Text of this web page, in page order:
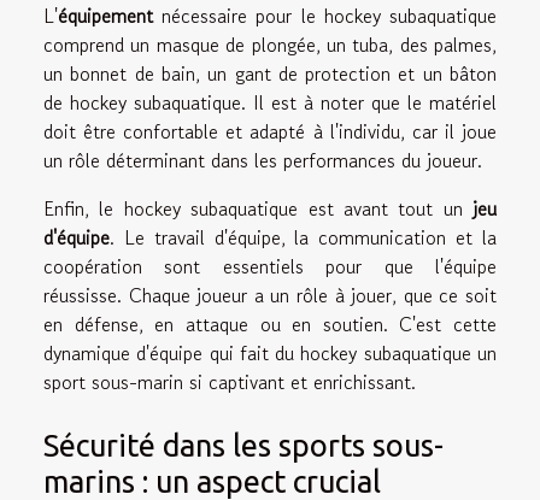
L'équipementnécessaire pour le hockey subaquatique
comprend un masque de plongée, un tuba, des palmes,
un bonnet de bain, un gant de protection et un bâton
de hockey subaquatique. Il est à noter que le matériel
doit être confortable et adapté à l'individu, car il joue
un rôle déterminant dans les performances du joueur.
Enfin, le hockey subaquatique est avant tout un jeu
d'équipe. Le travail d'équipe, la communication et la
coopération sont essentiels pour que l'équipe
réussisse. Chaque joueur a un rôle à jouer, que ce soit
en défense, en attaque ou en soutien. C'est cette
dynamique d'équipe qui fait du hockey subaquatique un
sport sous-marin si captivant et enrichissant.
Sécurité dans les sports sous-
marins : un aspect crucial